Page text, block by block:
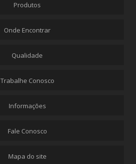
Produtos
Onde Encontrar
Qualidade
Trabalhe Conosco
Informações
Fale Conosco
Mapa do site